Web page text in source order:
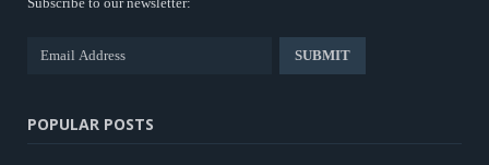
POPULAR POSTS